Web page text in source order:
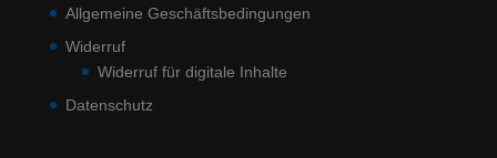
Allgemeine Geschäftsbedingungen
Widerruf
Widerruf für digitale Inhalte
Datenschutz